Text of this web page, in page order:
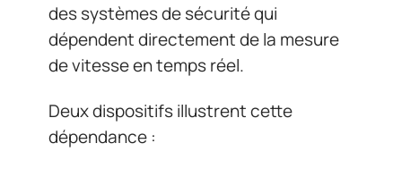
des systèmes de sécurité qui
dépendent directement de la mesure
de vitesse en temps réel.
Deux dispositifs illustrent cette
dépendance :